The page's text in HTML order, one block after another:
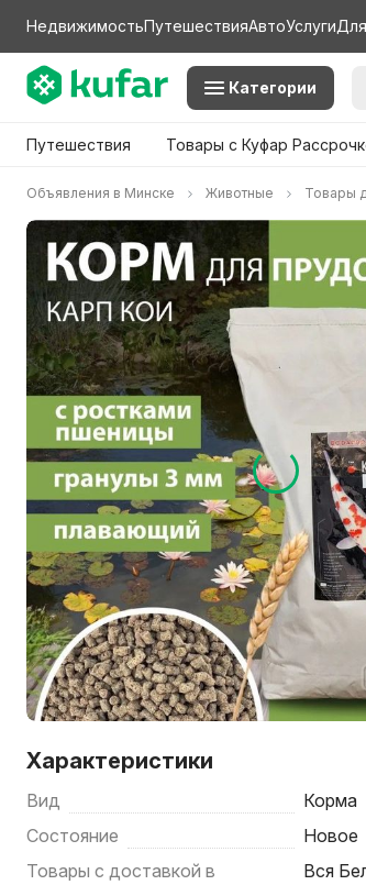
НедвижимостьПутешествияАвтоУслуги
Категории
Путешествия Товары с Куфар
Объявления в Минске Животные Товары
Характеристики
Вид
Корма
Состояние
Новое
Товары с доставкой в
Вся